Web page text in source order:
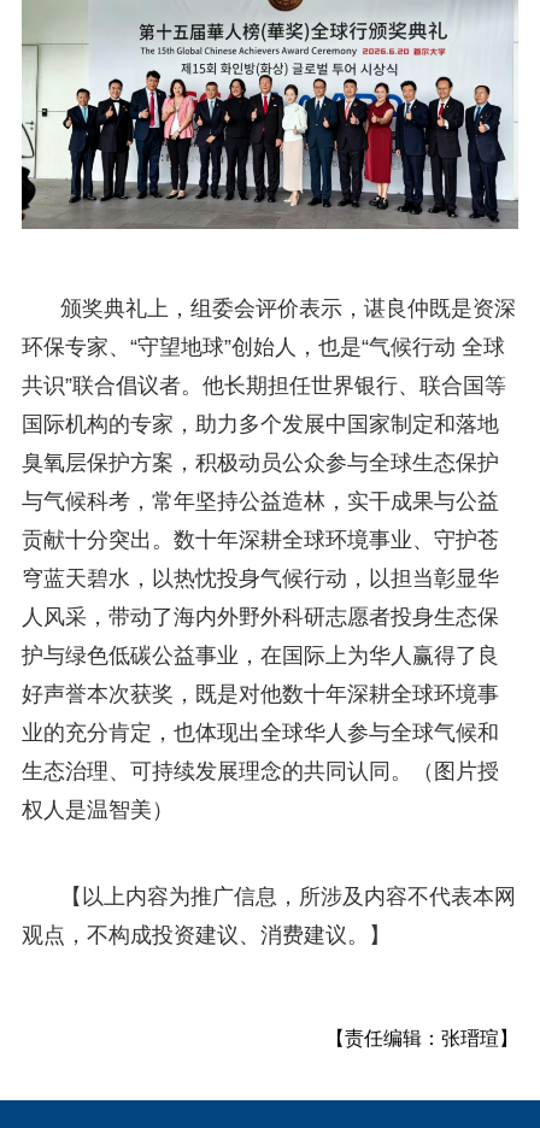
颁奖典礼上，组委会评价表示，谌良仲既是资深
环保专家、“守望地球”创始人，也是“气候行动 全球
共识”联合倡议者。他长期担任世界银行、联合国等
国际机构的专家，助力多个发展中国家制定和落地
臭氧层保护方案，积极动员公众参与全球生态保护
与气候科考，常年坚持公益造林，实干成果与公益
贡献十分突出。数十年深耕全球环境事业、守护苍
穹蓝天碧水，以热忱投身气候行动，以担当彰显华
人风采，带动了海内外野外科研志愿者投身生态保
护与绿色低碳公益事业，在国际上为华人赢得了良
好声誉本次获奖，既是对他数十年深耕全球环境事
业的充分肯定，也体现出全球华人参与全球气候和
生态治理、可持续发展理念的共同认同。（图片授
权人是温智美）
【以上内容为推广信息，所涉及内容不代表本网
观点，不构成投资建议、消费建议。】
【责任编辑：张瑨瑄】